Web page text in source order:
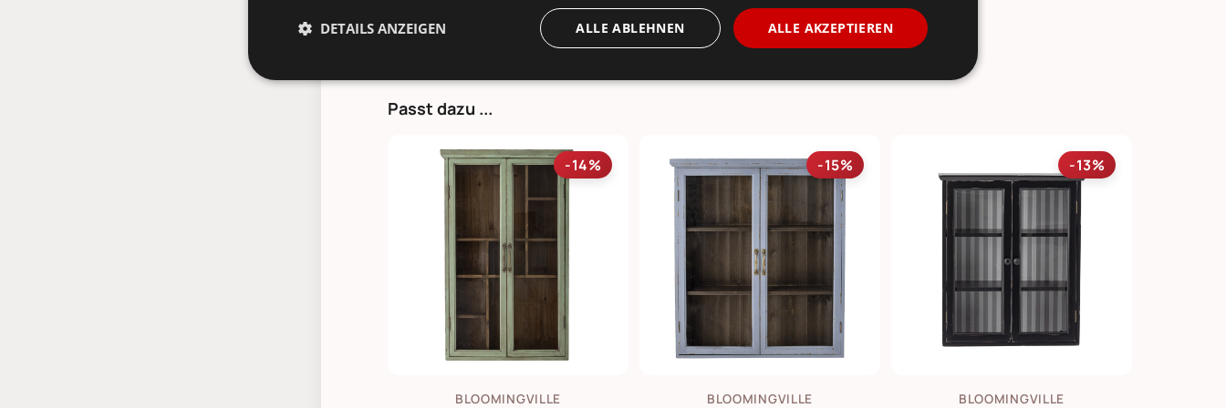
Passt dazu ...
-14%
BLOOMINGVILLE
-15%
BLOOMINGVILLE
-13%
BLOOMINGVILLE
ALLE AKZEPTIEREN
ALLE ABLEHNEN
DETAILS ANZEIGEN